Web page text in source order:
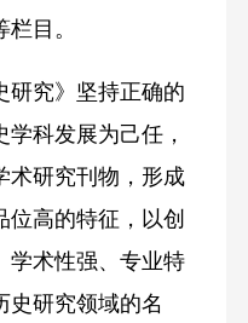
目。
研究》坚持正确的
科发展为己任，
术研究刊物，形成
位高的特征，以创
学术性强、专业特
史研究领域的名